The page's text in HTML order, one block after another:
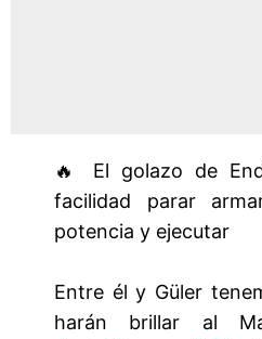
🔥 El golazo de
facilidad parar
potencia y ejecutar
Entre él y Güler
harán brillar al